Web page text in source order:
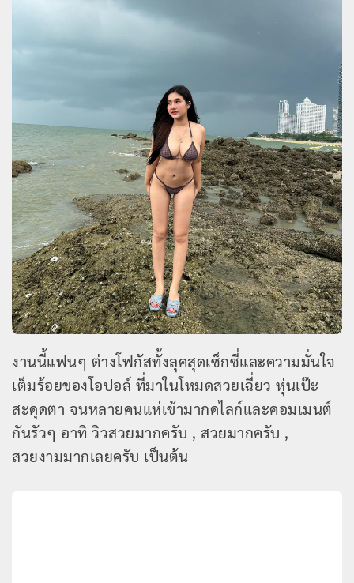
งานนี้แฟนๆ ต่างโฟกัสทั้งลุคสุดเซ็กซี่และความมั่นใจ
เต็มร้อยของโอปอล์ ที่มาในโหมดสวยเฉี่ยว หุ่นเป๊ะ
สะดุดตา จนหลายคนแห่เข้ามากดไลก์และคอมเมนต์
กันรัวๆ อาทิ วิวสวยมากครับ , สวยมากครับ ,
สวยงามมากเลยครับ เป็นต้น